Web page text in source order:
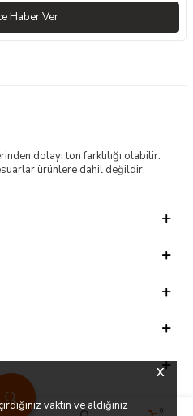
X
vaktin ve aldığınız
0
Haber Ver
dolayı ton farklılığı olabilir.
ürünlere dahil değildir.